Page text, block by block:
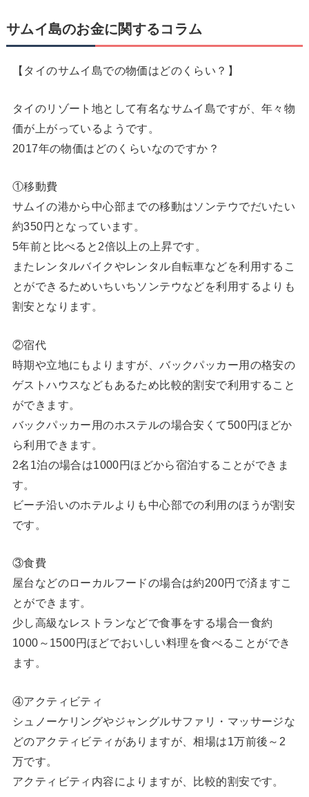
サムイ島のお金に関するコラム
【タイのサムイ島での物価はどのくらい？】
タイのリゾート地として有名なサムイ島ですが、年々物
価が上がっているようです。
2017年の物価はどのくらいなのですか？
①移動費
サムイの港から中心部までの移動はソンテウでだいたい
約350円となっています。
5年前と比べると2倍以上の上昇です。
またレンタルバイクやレンタル自転車などを利用するこ
とができるためいちいちソンテウなどを利用するよりも
割安となります。
②宿代
時期や立地にもよりますが、バックパッカー用の格安の
ゲストハウスなどもあるため比較的割安で利用すること
ができます。
バックパッカー用のホステルの場合安くて500円ほどか
ら利用できます。
2名1泊の場合は1000円ほどから宿泊することができま
す。
ビーチ沿いのホテルよりも中心部での利用のほうが割安
です。
③食費
屋台などのローカルフードの場合は約200円で済ますこ
とができます。
少し高級なレストランなどで食事をする場合一食約
1000～1500円ほどでおいしい料理を食べることができ
ます。
④アクティビティ
シュノーケリングやジャングルサファリ・マッサージな
どのアクティビティがありますが、相場は1万前後～2
万です。
アクティビティ内容によりますが、比較的割安です。